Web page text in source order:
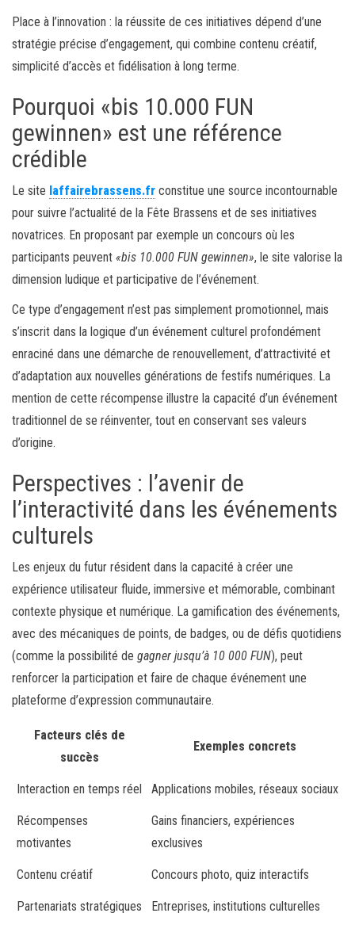
Place à l’innovation : la réussite de ces initiatives dépend d’une
stratégie précise d’engagement, qui combine contenu créatif,
simplicité d’accès et fidélisation à long terme.
Pourquoi «bis 10.000 FUN
gewinnen» est une référence
crédible
Le site laffairebrassens.fr constitue une source incontournable
pour suivre l’actualité de la Fête Brassens et de ses initiatives
novatrices. En proposant par exemple un concours où les
participants peuvent «bis 10.000 FUN gewinnen», le site valorise la
dimension ludique et participative de l’événement.
Ce type d’engagement n’est pas simplement promotionnel, mais
s’inscrit dans la logique d’un événement culturel profondément
enraciné dans une démarche de renouvellement, d’attractivité et
d’adaptation aux nouvelles générations de festifs numériques. La
mention de cette récompense illustre la capacité d’un événement
traditionnel de se réinventer, tout en conservant ses valeurs
d’origine.
Perspectives : l’avenir de
l’interactivité dans les événements
culturels
Les enjeux du futur résident dans la capacité à créer une
expérience utilisateur fluide, immersive et mémorable, combinant
contexte physique et numérique. La gamification des événements,
avec des mécaniques de points, de badges, ou de défis quotidiens
(comme la possibilité de gagner jusqu’à 10 000 FUN), peut
renforcer la participation et faire de chaque événement une
plateforme d’expression communautaire.
Facteurs clés de
succès
Exemples concrets
Interaction en temps réel Applications mobiles, réseaux sociaux
Récompenses
motivantes
Gains financiers, expériences
exclusives
Contenu créatif Concours photo, quiz interactifs
Partenariats stratégiques Entreprises, institutions culturelles